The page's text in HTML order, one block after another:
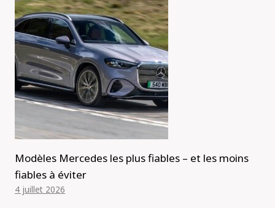
Modèles Mercedes les plus fiables – et les moins
fiables à éviter
4 juillet 2026